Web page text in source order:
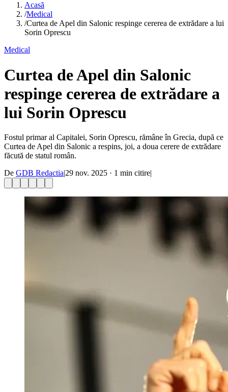
Acasă
/Medical
/Curtea de Apel din Salonic respinge cererea de extrădare a lui
Sorin Oprescu
Medical
Curtea de Apel din Salonic
respinge cererea de extrădare a
lui Sorin Oprescu
Fostul primar al Capitalei, Sorin Oprescu, rămâne în Grecia, după ce
Curtea de Apel din Salonic a respins, joi, a doua cerere de extrădare
făcută de statul român.
De GDB Redactia|29 nov. 2025 · 1 min citire|